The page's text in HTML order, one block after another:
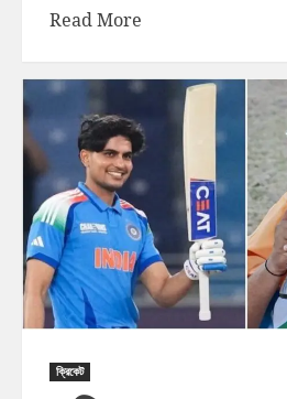
Read More
ক্রিকেট